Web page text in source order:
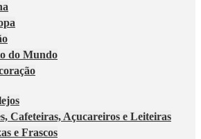
do Mundo
Cafeteiras, Açucareiros e Leiteiras
e Frascos